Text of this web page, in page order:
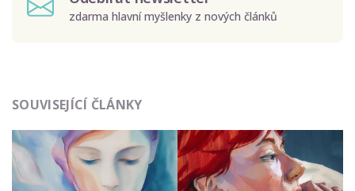
zdarma hlavní myšlenky z nových článků
údajů.
SOUVISEJÍCÍ ČLÁNKY